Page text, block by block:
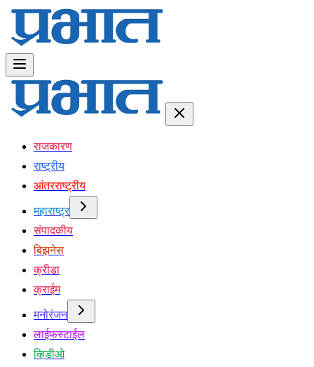
राजकारण
राष्ट्रीय
आंतरराष्ट्रीय
महाराष्ट्र
संपादकीय
बिझनेस
क्रीडा
क्राईम
मनोरंजन
लाईफस्टाईल
व्हिडीओ